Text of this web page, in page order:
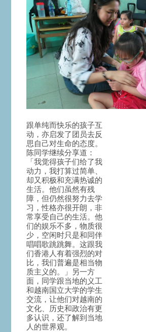
跟单纯而快乐的孩子互
动，亦启发了团员去反
思自己对生命的态度。
陈同学继续分享道：
「我觉得孩子们给了我
动力，我打算过简单、
却又积极和充满热诚的
生活。他们虽然有残
障，但仍然很努力去学
习，性格亦很开朗，非
常享受自己的生活。他
们的娱乐不多，物质很
少，空闲时只是和同伴
唱唱歌跳跳舞。这跟我
们香港人有着强烈的对
比，我们普遍是相当物
质主义的。」另一方
面，同学跟当地的义工
和越南国立大学的学生
交流，让他们对越南的
文化、历史和政治有更
多认识，还了解到当地
人的世界观。